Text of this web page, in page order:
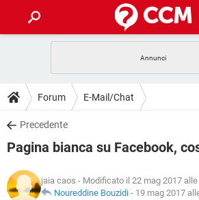
INTRATTENIMENTO
iOS
INSTAGRAM
TIKTOK
HARDWARE
GUIDE
COVID-19
INSTAGRAM
DOWNLOAD
COVID-19 GAMING
INTRATTENIMENTO
iOS
FORUM
COVID-19 GAMING
GLOSSARIO
Forum E-Mail/Chat
Precedente
Pagina bianca su Facebook,
jaia caos - Modificato il 22 mag 2017 alle
Noureddine Bouzidi - 19 mag 2017